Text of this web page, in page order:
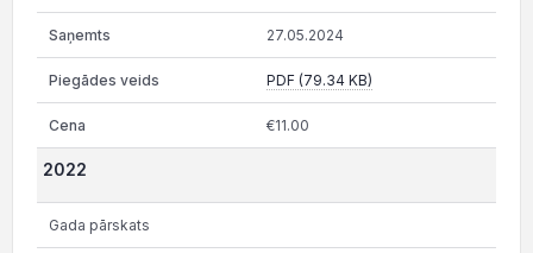
27.05.2024
PDF (79.34 KB)
€11.00
2022
Gada pārskats